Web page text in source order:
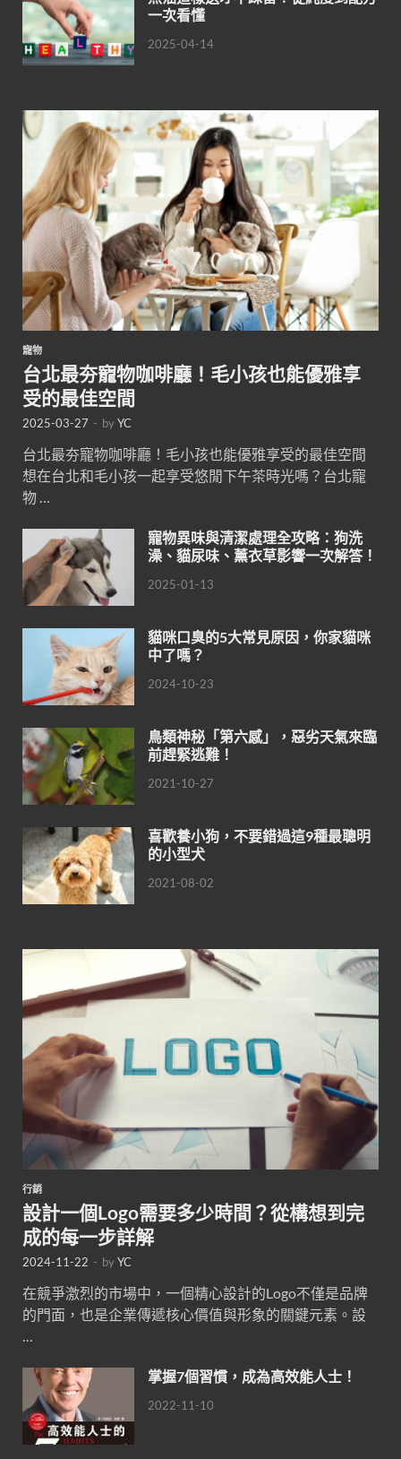
一次看懂
2025-04-14
寵物
台北最夯寵物咖啡廳！毛小孩也能優雅享
受的最佳空間
2025-03-27 - byYC
台北最夯寵物咖啡廳！毛小孩也能優雅享受的最佳空間
想在台北和毛小孩一起享受悠閒下午茶時光嗎？台北寵
物 …
寵物異味與清潔處理全攻略：狗洗
澡、貓尿味、薰衣草影響一次解答！
2025-01-13
貓咪口臭的5大常見原因，你家貓咪
中了嗎？
2024-10-23
鳥類神秘「第六感」，惡劣天氣來臨
前趕緊逃難！
2021-10-27
喜歡養小狗，不要錯過這9種最聰明
的小型犬
2021-08-02
行銷
設計一個Logo需要多少時間？從構想到完
成的每一步詳解
2024-11-22 - byYC
在競爭激烈的市場中，一個精心設計的Logo不僅是品牌
的門面，也是企業傳遞核心價值與形象的關鍵元素。設
…
掌握7個習慣，成為高效能人士！
2022-11-10